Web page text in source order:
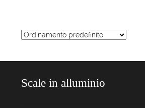
Scale in alluminio